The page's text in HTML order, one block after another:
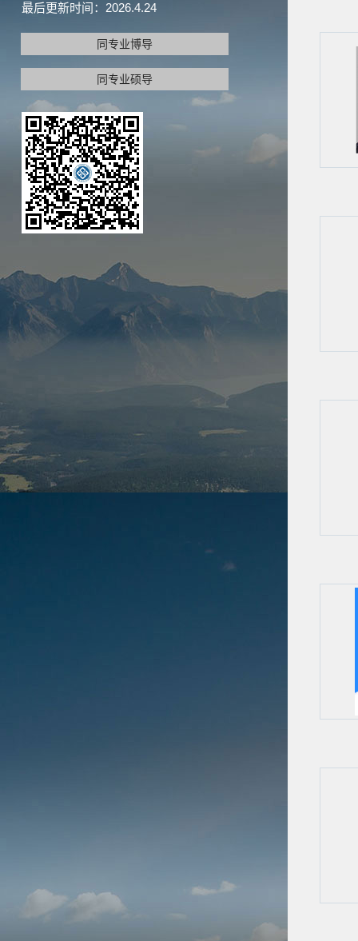
最后更新时间： 2026.4.24
同专业博导
同专业硕导